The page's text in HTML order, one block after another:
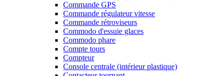
Commande GPS
Commande régulateur vitesse
Commande rétroviseurs
Commodo d'essuie glaces
Commodo phare
Compte tours
Compteur
Console centrale (intérieur plastique)